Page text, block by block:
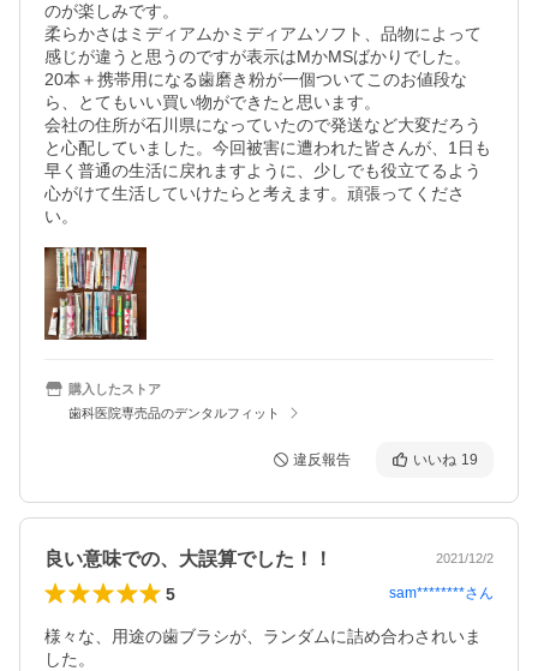
のが楽しみです。
柔らかさはミディアムかミディアムソフト、品物によって
感じが違うと思うのですが表示はMかMSばかりでした。
20本＋携帯用になる歯磨き粉が一個ついてこのお値段な
ら、とてもいい買い物ができたと思います。
会社の住所が石川県になっていたので発送など大変だろう
と心配していました。今回被害に遭われた皆さんが、1日も
早く普通の生活に戻れますように、少しでも役立てるよう
心がけて生活していけたらと考えます。頑張ってくださ
い。
購入したストア
歯科医院専売品のデンタルフィット
違反報告 いいね 19
良い意味での、大誤算でした！！ 2021/12/2
5 sam********さん
様々な、用途の歯ブラシが、ランダムに詰め合わされいま
した。